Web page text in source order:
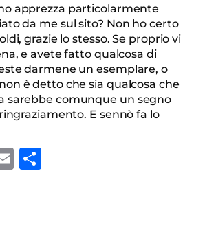
apprezza particolarmente
da me sul sito? Non ho certo
grazie lo stesso. Se proprio vi
e avete fatto qualcosa di
darmene un esemplare, o
è detto che sia qualcosa che
sarebbe comunque un segno
E sennò fa lo
Email